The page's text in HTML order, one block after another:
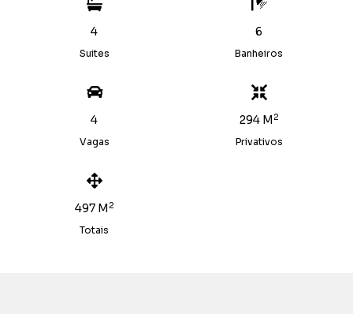
4
Suites
6
Banheiros
4
Vagas
294 M2
Privativos
497 M2
Totais